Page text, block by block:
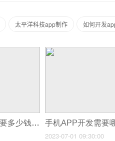
太平洋科技app制作 如何开发
开发一款外卖APP需要多少钱？ 手机APP开发需要
2023-07-01 09:30:00